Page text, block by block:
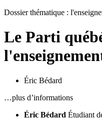
Dossier thématique :
Le Parti
Éric Bédard
…plus d’informations
Éric Bédard Étudiant